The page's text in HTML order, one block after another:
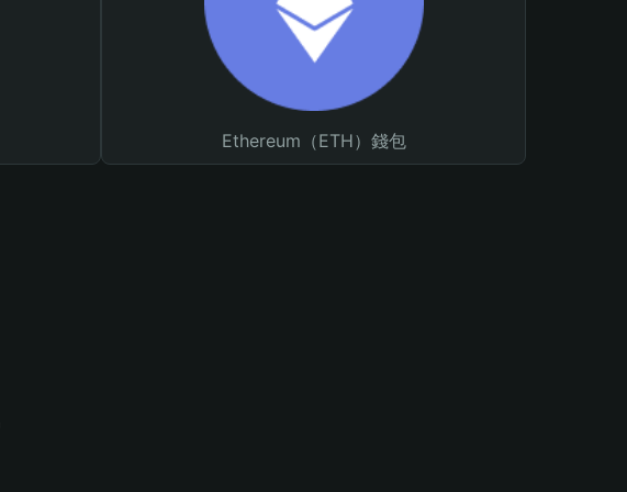
Ethereum（ETH）錢包